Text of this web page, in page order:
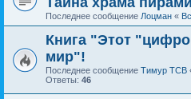
Последнее сообщение Лоцман «
Книга "Этот
мир"!
Последнее сообщение Тимур ТСВ
Ответы: 46